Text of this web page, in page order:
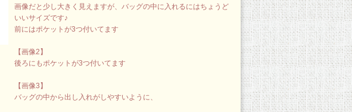
画像だと少し大きく見えますが、バッグの中に入れるにはちょうど
いいサイズです♪
前にはポケットが3つ付いてます
【画像2】
後ろにもポケットが3つ付いてます
【画像3】
バッグの中から出し入れがしやすいように、